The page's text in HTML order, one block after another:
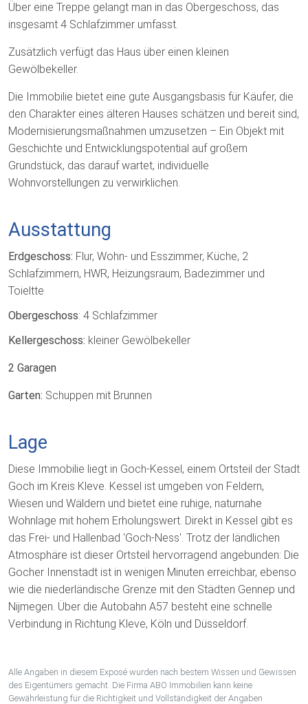
Über eine Treppe gelangt man in das Obergeschoss, das
insgesamt 4 Schlafzimmer umfasst.
Zusätzlich verfügt das Haus über einen kleinen
Gewölbekeller.
Die Immobilie bietet eine gute Ausgangsbasis für Käufer, die
den Charakter eines älteren Hauses schätzen und bereit sind,
Modernisierungsmaßnahmen umzusetzen – Ein Objekt mit
Geschichte und Entwicklungspotential auf großem
Grundstück, das darauf wartet, individuelle
Wohnvorstellungen zu verwirklichen.
Ausstattung
Erdgeschoss: Flur, Wohn- und Esszimmer, Küche, 2
Schlafzimmern, HWR, Heizungsraum, Badezimmer und
Toieltte
Obergeschoss: 4 Schlafzimmer
Kellergeschoss: kleiner Gewölbekeller
2 Garagen
Garten: Schuppen mit Brunnen
Lage
Diese Immobilie liegt in Goch-Kessel, einem Ortsteil der Stadt
Goch im Kreis Kleve. Kessel ist umgeben von Feldern,
Wiesen und Wäldern und bietet eine ruhige, naturnahe
Wohnlage mit hohem Erholungswert. Direkt in Kessel gibt es
das Frei- und Hallenbad 'Goch-Ness'. Trotz der ländlichen
Atmosphäre ist dieser Ortsteil hervorragend angebunden: Die
Gocher Innenstadt ist in wenigen Minuten erreichbar, ebenso
wie die niederländische Grenze mit den Städten Gennep und
Nijmegen. Über die Autobahn A57 besteht eine schnelle
Verbindung in Richtung Kleve, Köln und Düsseldorf.
Alle Angaben in diesem Exposé wurden nach bestem Wissen und Gewissen
des Eigentümers gemacht. Die Firma ABO Immobilien kann keine
Gewährleistung für die Richtigkeit und Vollständigkeit der Angaben